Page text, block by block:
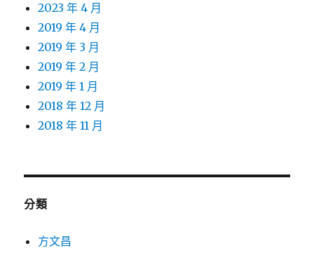
2023 年 4 月
2019 年 4 月
2019 年 3 月
2019 年 2 月
2019 年 1 月
2018 年 12 月
2018 年 11 月
分類
方文昌